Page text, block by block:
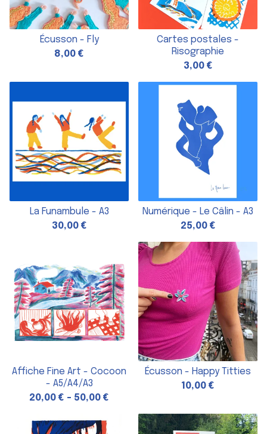
Écusson - Fly
8,00 €
Cartes postales -
Risographie
3,00 €
La Funambule - A3
30,00 €
Numérique - Le Câlin - A3
25,00 €
Affiche Fine Art - Cocoon
- A5/A4/A3
20,00 € - 50,00 €
Écusson - Happy Titties
10,00 €